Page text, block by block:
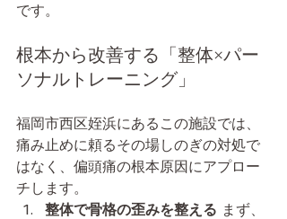
です。
根本から改善する「整体×パー
ソナルトレーニング」
福岡市西区姪浜にあるこの施設では、
痛み止めに頼るその場しのぎの対処で
はなく、偏頭痛の根本原因にアプロー
チします。
整体で骨格の歪みを整える まず、